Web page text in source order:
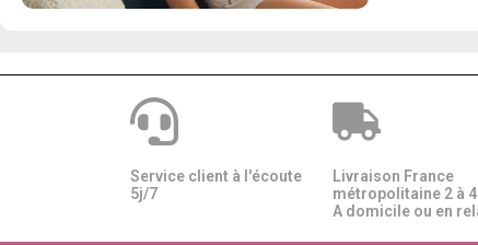
Service client à l'écoute
5j/7
Livraison France
métropolitaine 2 à
A domicile ou en